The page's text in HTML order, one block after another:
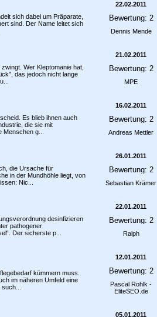
sich dabei um Präparate,
sind. Der Name leitet sich
22.02.2011
Dennis Mende
Wer Kleptomanie hat,
das jedoch nicht lange
21.02.2011
MPE
Es blieb ihnen auch
die sie mit
g...
16.02.2011
Andreas Mettler
die Ursache für
in der Mundhöhle liegt, von
Nic...
26.01.2011
Sebastian Krämer
desinfizieren
pathogener
Der sicherste p...
22.01.2011
Ralph
kümmern muss.
im näheren Umfeld eine
12.01.2011
Pascal Rohlk -
EliteSEO.de
05.01.2011